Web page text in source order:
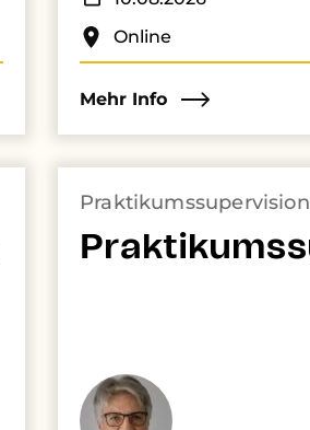
Online
Mehr Info
Praktikumssupervision